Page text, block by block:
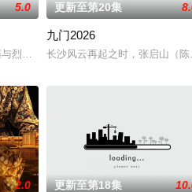
5.0
烈云峥之间曲折动人的情感，以及他们
更新至第20集
九门2026
长沙风云再起之时，张启山（
2.0 更新至第18集